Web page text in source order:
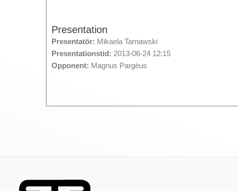
Presentation
Presentatör: Mikaela Tarnawski
Presentationstid: 2013-06-24 12:15
Opponent: Magnus Pargèus